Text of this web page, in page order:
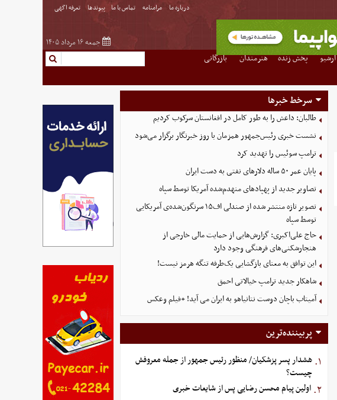
درباره ما مرامنامه تماس با ما پیوندها تعرفه اگهی
جمعه ۱۶ مرداد ۱۴۰۵
آرشیو پخش زنده هنرمندان
بازرگانی
سرخط خبرها
طالبان: داعش را به طور کامل در افغانستان سرکوب کردیم
نشست خبری رئیس‌جمهور همزمان با روز خبرنگار برگزار می‌شود
ترامپ سوئیس را تهدید کرد
پایان عمر ۵۰ ساله دلارهای نفتی به دست ایران
تصاویر جدید از پهپادهای منهدم‌شده آمریکا توسط سپاه
تصویر تازه منتشر شده از صندلی اف۱۵ سرنگون‌شده‌ی آمریکایی
توسط سپاه
حاج علی‌اکبری: گزارش‌هایی از حمایت مالی خارجی از
هنجارشکنی‌های فرهنگی وجود دارد
این توافق به معنای بازگشایی یک‌طرفه تنگه هرمز نیست!
شاهکار جدید ترامپ خیالاتی احمق
آمیتاب باچان دوست نتانیاهو به ایران می آید! +فیلم وعکس
پربیننده‌ترین
۱. هشدار پسر پزشکیان/ منظور رئیس جمهور از جمله معروفش
چیست؟
۲. اولین پیام محسن رضایی پس از شایعات خبری